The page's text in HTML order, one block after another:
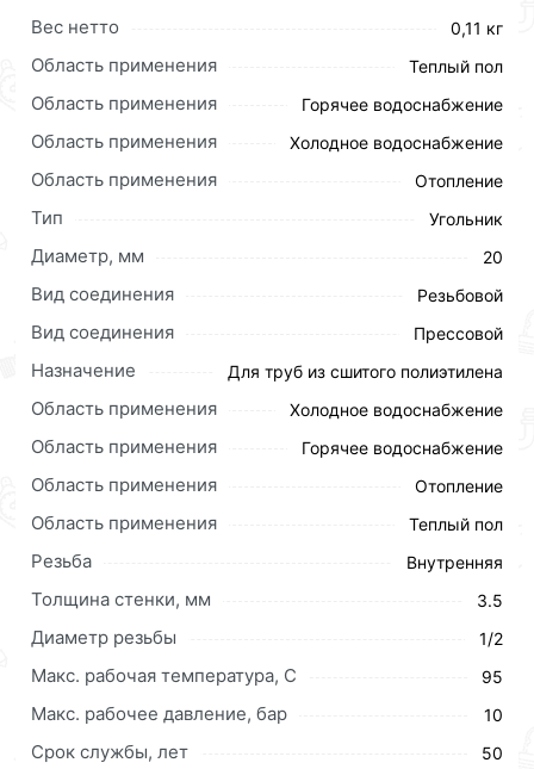
специализированного инструмента и состоит всего
из нескольких операций:
- Расширить конец трубы специальным
инструментом, предварительно нанизав пресс-
втулку.
инструмента.
Соединения трубопроводов диаметрами до 32 мм
инструмента.
Герметичность соединения достигается за счет
«эффекта памяти» материала трубы – сшитого
стремится вернуться к первоначальному
нерасширенному состоянию и обжимает фитинг по
всей поверхности соединения.
Вес нетто 0,11 кг
Область применения Теплый пол
Область применения Горячее водоснабжение
Область применения Холодное водоснабжение
Область применения Отопление
Тип Угольник
Диаметр, мм 20
Вид соединения Резьбовой
Вид соединения Прессовой
Назначение Для труб из сшитого полиэтилена
Область применения Холодное водоснабжение
Область применения Горячее водоснабжение
Область применения Отопление
Область применения Теплый пол
Резьба Внутренняя
Толщина стенки, мм 3.5
Диаметр резьбы 1/2
Макс. рабочая температура, C 95
Макс. рабочее давление, бар 10
Срок службы, лет 50